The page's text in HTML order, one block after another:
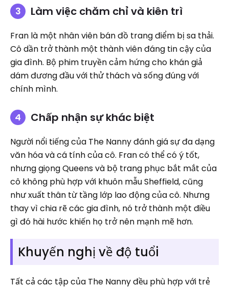
Làm việc chăm chỉ và kiên trì
Fran là một nhân viên bán đồ trang điểm bị sa thải.
Cô dần trở thành một thành viên đáng tin cậy của
gia đình. Bộ phim truyền cảm hứng cho khán giả
dám đương đầu với thử thách và sống đúng với
chính mình.
Chấp nhận sự khác biệt
Người nổi tiếng của The Nanny đánh giá sự đa dạng
văn hóa và cá tính của cô. Fran có thể có ý tốt,
nhưng giọng Queens và bộ trang phục bắt mắt của
cô không phù hợp với khuôn mẫu Sheffield, cũng
như xuất thân từ tầng lớp lao động của cô. Nhưng
thay vì chia rẽ các gia đình, nó trở thành một điều
gì đó hài hước khiến họ trở nên mạnh mẽ hơn.
Khuyến nghị về độ tuổi
Tất cả các tập của The Nanny đều phù hợp với trẻ